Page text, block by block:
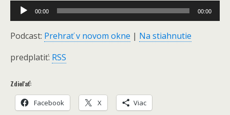
Audio
Player
00:00 00:00
Podcast: Prehrať v novom okne | Na stiahnutie
predplatiť: RSS
Zdieľať:
Facebook X Viac